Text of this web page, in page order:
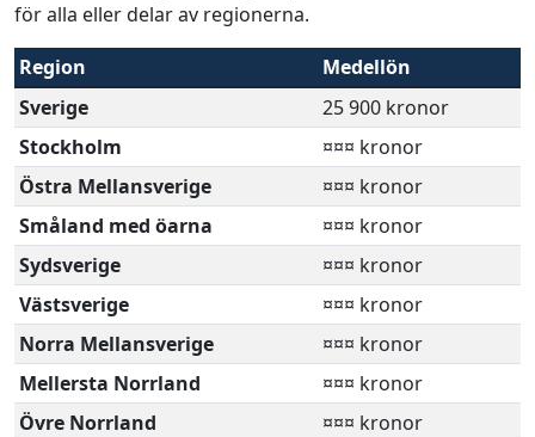
för alla eller delar av regionerna.
Region
Medellön
Sverige
25 900 kronor
Stockholm
¤¤¤ kronor
Östra Mellansverige
¤¤¤ kronor
Småland med öarna
¤¤¤ kronor
Sydsverige
¤¤¤ kronor
Västsverige
¤¤¤ kronor
Norra Mellansverige
¤¤¤ kronor
Mellersta Norrland
¤¤¤ kronor
Övre Norrland
¤¤¤ kronor